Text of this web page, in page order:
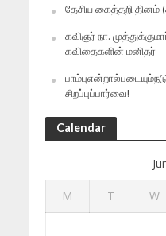
தேசிய கைத்தறி
கவிஞர் நா.
கவிதைகளின் மனிதர்
சிறப்புப்பார்வை!
Calendar
M T W